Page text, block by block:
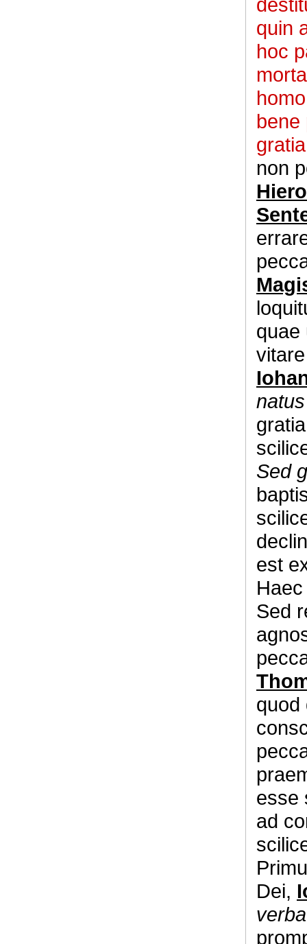
quin
hoc
bene
non
quae
Sed
est
Sed
quod
esse
ad
Dei,